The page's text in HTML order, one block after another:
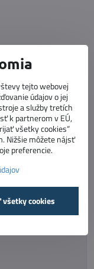
tejto webovej
údajov o jej
a služby tretích
k partnerom v EÚ,
všetky cookies“
Nižšie môžete nájsť
preferencie.
cookies